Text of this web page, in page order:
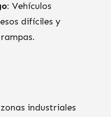
: Vehículos
difíciles y
industriales